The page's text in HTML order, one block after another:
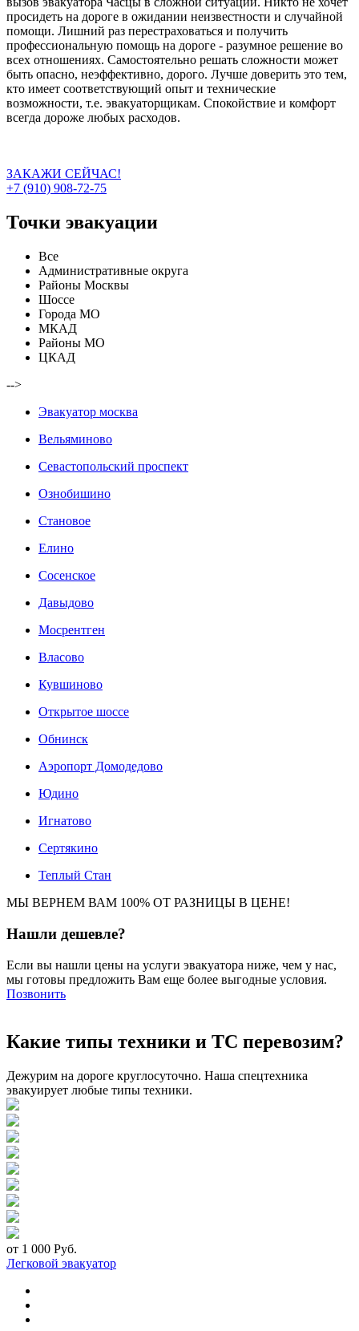
просидеть на дороге в ожидании неизвестности и случайной
помощи. Лишний раз перестраховаться и получить
профессиональную помощь на дороге - разумное решение во
всех отношениях. Самостоятельно решать сложности может
быть опасно, неэффективно, дорого. Лучше доверить это тем,
кто имеет соответствующий опыт и технические
возможности, т.е. эвакуаторщикам. Спокойствие и комфорт
всегда дороже любых расходов.
ЗАКАЖИ СЕЙЧАС!
+7 (910) 908-72-75
Точки эвакуации
Все
Административные округа
Районы Москвы
Шоссе
Города МО
МКАД
Районы МО
ЦКАД
-->
Эвакуатор москва
Вельяминово
Севастопольский проспект
Ознобишино
Становое
Елино
Сосенское
Давыдово
Мосрентген
Власово
Кувшиново
Открытое шоссе
Обнинск
Аэропорт Домодедово
Юдино
Игнатово
Сертякино
Теплый Стан
МЫ ВЕРНЕМ ВАМ 100% ОТ РАЗНИЦЫ В ЦЕНЕ!
Нашли дешевле?
Если вы нашли цены на услуги эвакуатора ниже, чем у нас,
мы готовы предложить Вам еще более выгодные условия.
Позвонить
Какие типы техники и ТС перевозим?
Дежурим на дороге круглосуточно. Наша спецтехника
эвакуирует любые типы техники.
от 1 000 Руб.
Легковой эвакуатор